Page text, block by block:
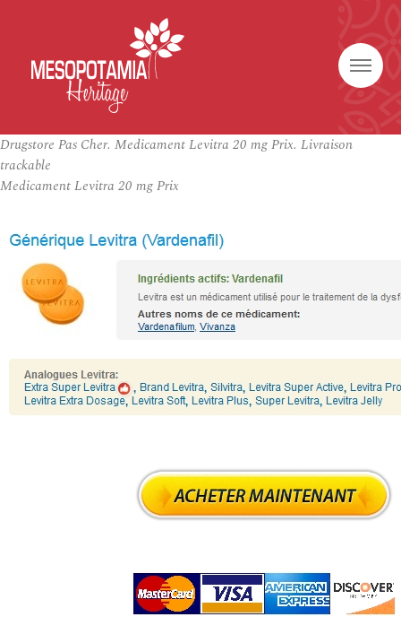
Drugstore Pas Cher. Medicament Levitra 20 mg Prix. Livraison
trackable
Medicament Levitra 20 mg Prix